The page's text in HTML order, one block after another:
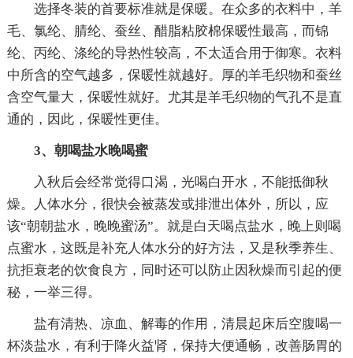
选择冬装的首要标准就是保暖。在众多的衣料中，羊
毛、氯纶、腈纶、蚕丝、醋脂粘胶棉保暖性最高，而锦
纶、丙纶、涤纶的导热性较高，不太适合用于御寒。衣料
中所含的空气越多，保暖性就越好。厚的羊毛织物和蚕丝
含空气量大，保暖性就好。尤其是羊毛织物的气孔不是直
通的，因此，保暖性更佳。
3、朝喝盐水晚喝蜜
入秋后会经常觉得口渴，光喝白开水，不能抵御秋
燥。人体水分，很快会被蒸发或排泄出体外，所以，应
该“朝朝盐水，晚晚蜜汤”。就是白天喝点盐水，晚上则喝
点蜜水，这既是补充人体水分的好方法，又是秋季养生、
抗拒衰老的饮食良方，同时还可以防止因秋燥而引起的便
秘，一举三得。
盐有清热、凉血、解毒的作用，清晨起床后空腹喝一
杯淡盐水，有利于降火益肾，保持大便通畅，改善肠胃的